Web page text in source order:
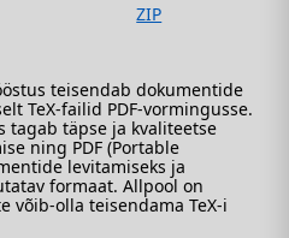
ZIP
teisendab dokumentide
TeX-failid PDF-vormingusse.
tagab täpse ja kvaliteetse
ning PDF (Portable
levitamiseks ja
formaat. Allpool on
võib-olla teisendama TeX-i